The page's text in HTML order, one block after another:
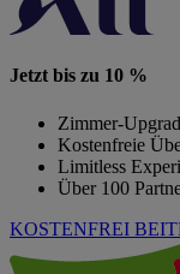
Jetzt bis zu 10 %
Zimmer-
Kostenfreie
Limitless
Über 100
KOSTENFREI